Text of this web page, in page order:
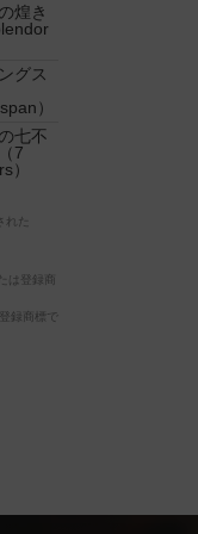
た
は登録商
録商標で